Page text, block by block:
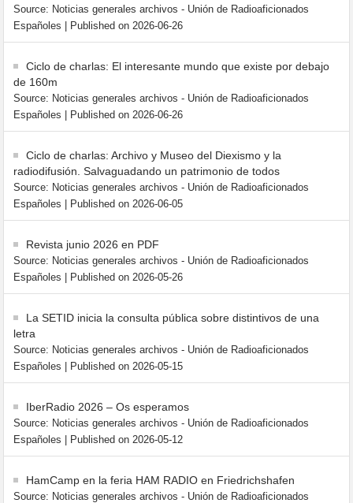
Source: Noticias generales archivos - Unión de Radioaficionados
Españoles
Published on 2026-06-26
Ciclo de charlas: El interesante mundo que existe por debajo
de 160m
Source: Noticias generales archivos - Unión de Radioaficionados
Españoles
Published on 2026-06-26
Ciclo de charlas: Archivo y Museo del Diexismo y la
radiodifusión. Salvaguadando un patrimonio de todos
Source: Noticias generales archivos - Unión de Radioaficionados
Españoles
Published on 2026-06-05
Revista junio 2026 en PDF
Source: Noticias generales archivos - Unión de Radioaficionados
Españoles
Published on 2026-05-26
La SETID inicia la consulta pública sobre distintivos de una
letra
Source: Noticias generales archivos - Unión de Radioaficionados
Españoles
Published on 2026-05-15
IberRadio 2026 – Os esperamos
Source: Noticias generales archivos - Unión de Radioaficionados
Españoles
Published on 2026-05-12
HamCamp en la feria HAM RADIO en Friedrichshafen
Source: Noticias generales archivos - Unión de Radioaficionados